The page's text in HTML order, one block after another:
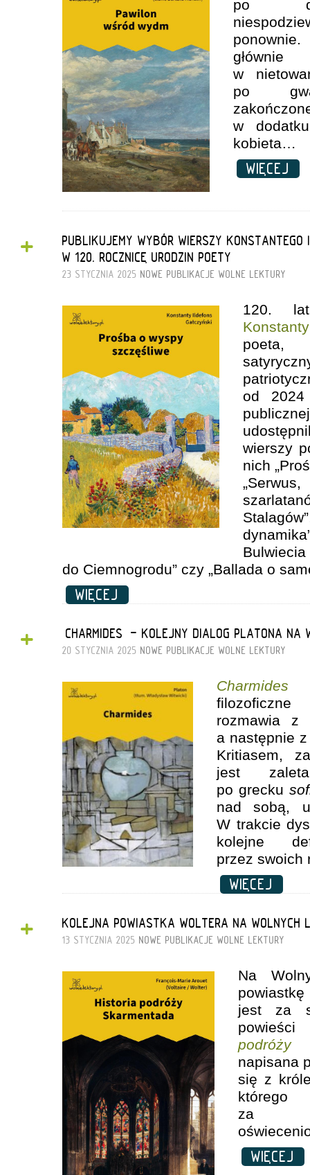
po
w
po
w
kobieta…
WIĘCEJ
+
PUBLIKUJEMY WYBÓR WIERSZY
W 120. ROCZNICĘ URODZIN POETY
23 STYCZNIA 2025 NOWE PUBLIKACJE WOLNE LEKTURY
120.
od
wierszy
nich
do Ciemnogrodu” czy „Ballada o
WIĘCEJ
+ „CHARMIDES” - KOLEJNY DIALOG PLATONA NA
20 STYCZNIA 2025 NOWE PUBLIKACJE WOLNE LEKTURY
Charmides
rozmawia z
a następnie
Kritiasem,
jest
po grecku
nad sobą,
W trakcie
kolejne
przez swoich
WIĘCEJ
+ KOLEJNA POWIASTKA WOLTERA NA WOLNYCH
13 STYCZNIA 2025 NOWE PUBLIKACJE WOLNE LEKTURY
Na
jest za
podróży
napisana
się z
którego
za
WIĘCEJ